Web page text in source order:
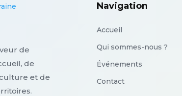
de
de
et de
Navigation
Accueil
Qui sommes-nous ?
Événements
Contact